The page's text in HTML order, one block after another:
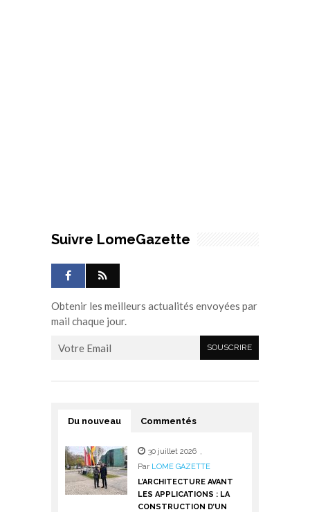
Suivre LomeGazette
Obtenir les meilleurs actualités envoyées par
mail chaque jour.
Du nouveau Commentés
30 juillet 2026 ,
Par LOME GAZETTE
L’ARCHITECTURE AVANT
LES APPLICATIONS : LA
CONSTRUCTION D’UN